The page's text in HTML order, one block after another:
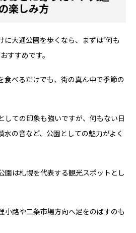
楽しみ方
に大通公園を歩くなら、まずは“何も
すすめです。
食べるだけでも、街の真ん中で季節の
しての印象も強いですが、何もない日
水の音など、公園としての魅力がよく
園は札幌を代表する観光スポットとし
小路や二条市場方向へ足をのばすのも